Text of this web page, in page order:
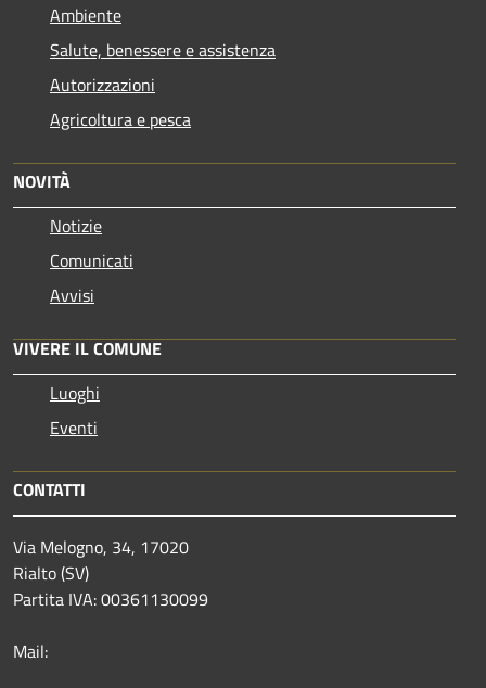
Ambiente
Salute, benessere e assistenza
Autorizzazioni
Agricoltura e pesca
NOVITÀ
Notizie
Comunicati
Avvisi
VIVERE IL COMUNE
Luoghi
Eventi
CONTATTI
Via Melogno, 34, 17020
Rialto (SV)
Partita IVA: 00361130099
Mail: